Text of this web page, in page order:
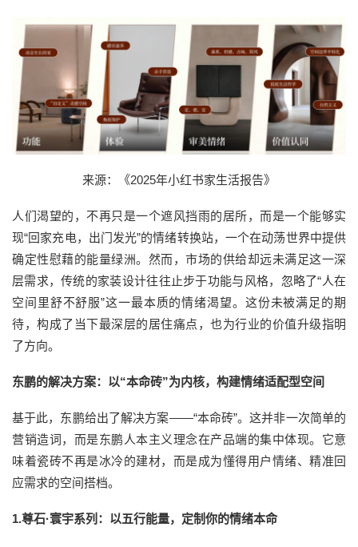
来源：《2025年小红书家生活报告》
人们渴望的，不再只是一个遮风挡雨的居所，而是一个能够实
现“回家充电，出门发光”的情绪转换站，一个在动荡世界中提供
确定性慰藉的能量绿洲。然而，市场的供给却远未满足这一深
层需求，传统的家装设计往往止步于功能与风格，忽略了“人在
空间里舒不舒服”这一最本质的情绪渴望。这份未被满足的期
待，构成了当下最深层的居住痛点，也为行业的价值升级指明
了方向。
东鹏的解决方案：以“本命砖”为内核，构建情绪适配型空间
基于此，东鹏给出了解决方案——“本命砖”。这并非一次简单的
营销造词，而是东鹏人本主义理念在产品端的集中体现。它意
味着瓷砖不再是冰冷的建材，而是成为懂得用户情绪、精准回
应需求的空间搭档。
1.尊石·寰宇系列：以五行能量，定制你的情绪本命